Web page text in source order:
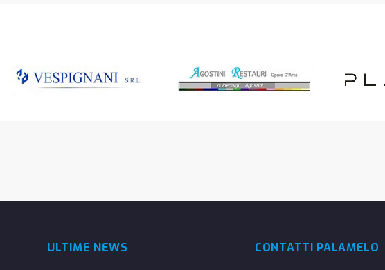
ULTIME NEWS CONTATTI PALAMELO